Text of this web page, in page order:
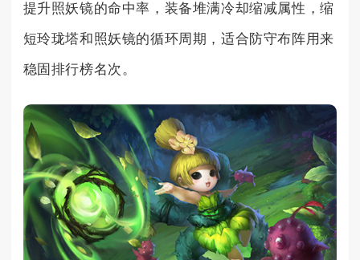
提升照妖镜的命中率，装备堆满冷却缩减属性，缩
短玲珑塔和照妖镜的循环周期，适合防守布阵用来
稳固排行榜名次。